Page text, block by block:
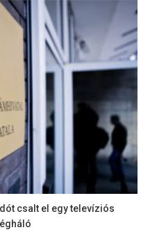
csalt el egy televíziós